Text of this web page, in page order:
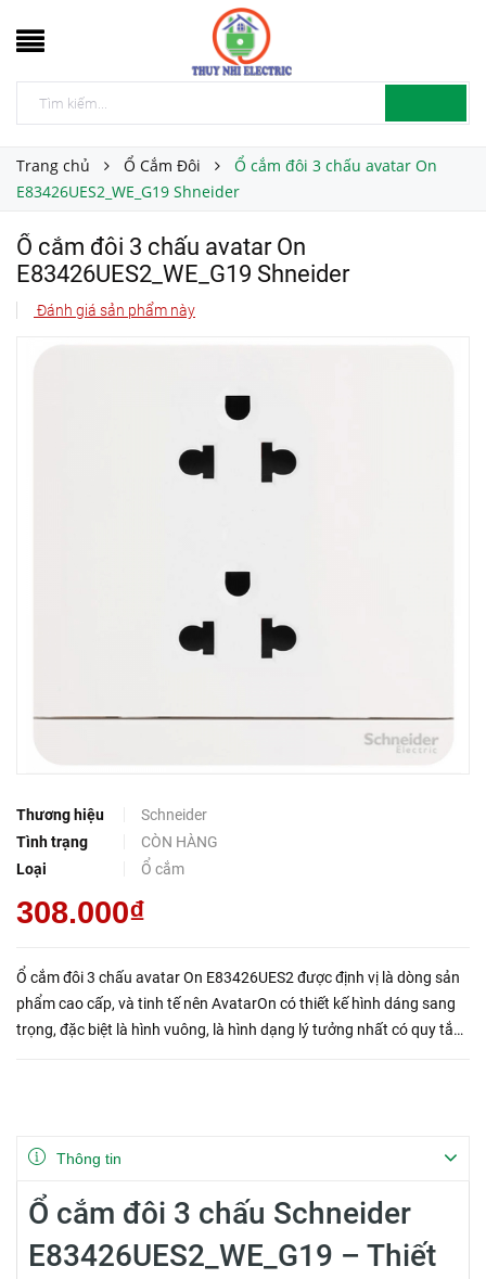
Trang chủ Ổ Cắm Đôi
Ổ cắm đôi 3 chấu avatar On
E83426UES2_WE_G19 Shneider
Ổ cắm đôi 3 chấu avatar On
E83426UES2_WE_G19 Shneider
Đánh giá sản phẩm này
Thương hiệu
Schneider
Tình trạng
CÒN HÀNG
Loại
Ổ cắm
308.000₫
Ổ cắm đôi 3 chấu avatar On E83426UES2 được định vị là dòng sản
phẩm cao cấp, và tinh tế nên AvatarOn có thiết kế hình dáng sang
trọng, đặc biệt là hình vuông, là hình dạng lý tưởng nhất có quy tắc
Thông tin
Ổ cắm đôi 3 chấu Schneider
E83426UES2_WE_G19 – Thiết